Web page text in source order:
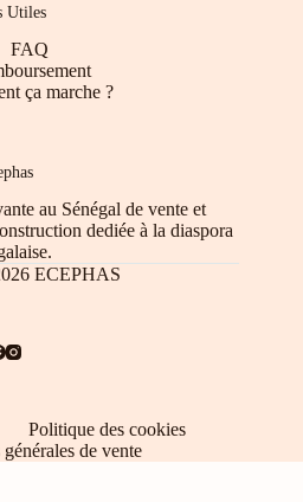
Utiles
FAQ
ça marche ?
au Sénégal de vente et
dediée à la diaspora
ECEPHAS
Politique des cookies
de vente